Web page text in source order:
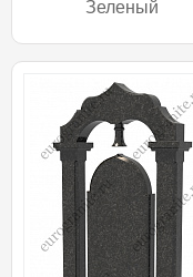
Зеленый